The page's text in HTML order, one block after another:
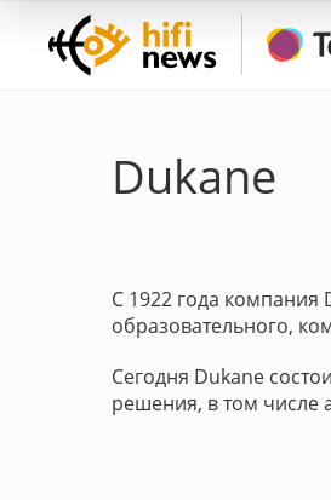
Dukane
С 1922 года компания
образовательного,
Сегодня Dukane
решения, в том числе